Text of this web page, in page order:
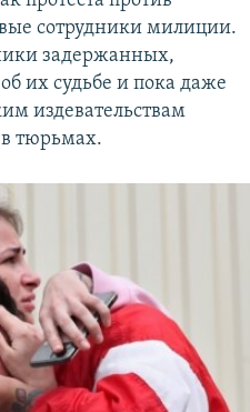
сотрудники милиции.
задержанных,
их судьбе и пока даже
издевательствам
тюрьмах.